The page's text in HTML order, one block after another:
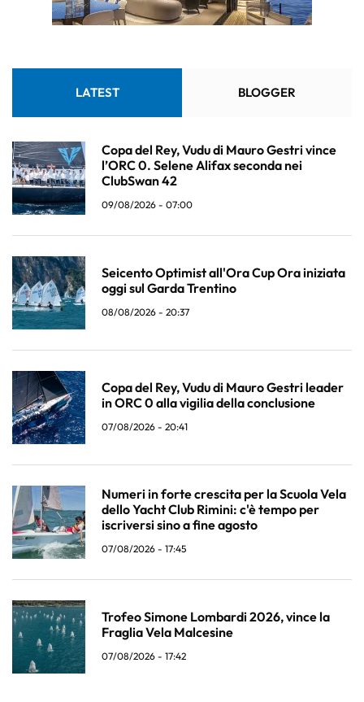
LATEST BLOGGER
Copa del Rey, Vudu di Mauro Gestri vince
l’ORC 0. Selene Alifax seconda nei
ClubSwan 42
09/08/2026 - 07:00
Seicento Optimist all'Ora Cup Ora iniziata
oggi sul Garda Trentino
08/08/2026 - 20:37
Copa del Rey, Vudu di Mauro Gestri leader
in ORC 0 alla vigilia della conclusione
07/08/2026 - 20:41
Numeri in forte crescita per la Scuola Vela
dello Yacht Club Rimini: c'è tempo per
iscriversi sino a fine agosto
07/08/2026 - 17:45
Trofeo Simone Lombardi 2026, vince la
Fraglia Vela Malcesine
07/08/2026 - 17:42